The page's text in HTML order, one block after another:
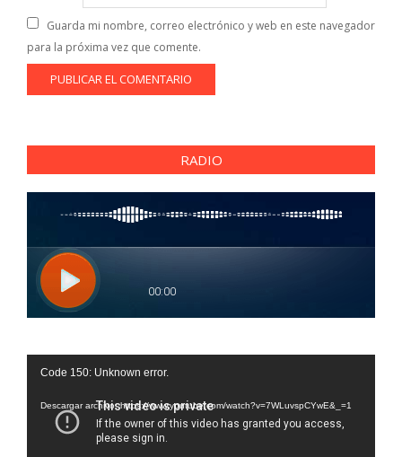
Guarda mi nombre, correo electrónico y web en este navegador
para la próxima vez que comente.
RADIO
Reproductor
vídeo
Code 150: Unknown error.
Descargar archivo: https://www.youtube.com/watch?v=7WLuvspCYwE&_=1